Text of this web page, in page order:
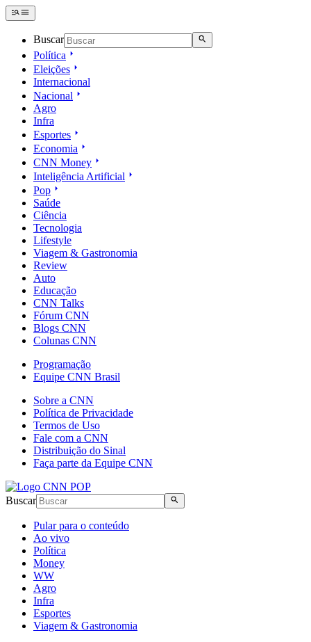
Buscar
Política
Eleições
Internacional
Nacional
Agro
Infra
Esportes
Economia
CNN Money
Inteligência Artificial
Pop
Saúde
Ciência
Tecnologia
Lifestyle
Viagem & Gastronomia
Review
Auto
Educação
CNN Talks
Fórum CNN
Blogs CNN
Colunas CNN
Programação
Equipe CNN Brasil
Sobre a CNN
Política de Privacidade
Termos de Uso
Fale com a CNN
Distribuição do Sinal
Faça parte da Equipe CNN
Buscar
Pular para o conteúdo
Ao vivo
Política
Money
WW
Agro
Infra
Esportes
Viagem & Gastronomia